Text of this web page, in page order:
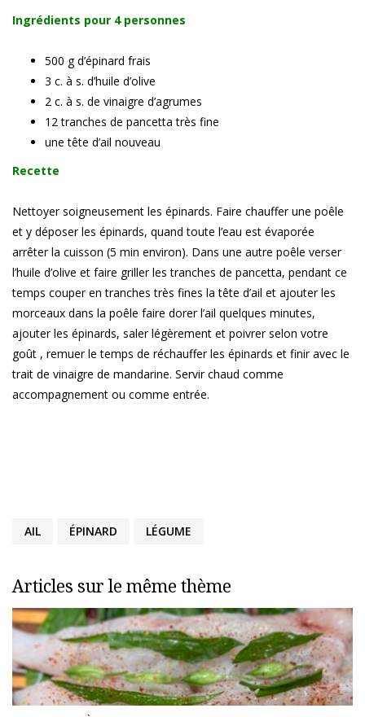
Ingrédients pour 4 personnes
500 g d’épinard frais
3 c. à s. d’huile d’olive
2 c. à s. de vinaigre d’agrumes
12 tranches de pancetta très fine
une tête d’ail nouveau
Recette
Nettoyer soigneusement les épinards. Faire chauffer une poêle
et y déposer les épinards, quand toute l’eau est évaporée
arrêter la cuisson (5 min environ). Dans une autre poêle verser
l’huile d’olive et faire griller les tranches de pancetta, pendant ce
temps couper en tranches très fines la tête d’ail et ajouter les
morceaux dans la poêle faire dorer l’ail quelques minutes,
ajouter les épinards, saler légèrement et poivrer selon votre
goût , remuer le temps de réchauffer les épinards et finir avec le
trait de vinaigre de mandarine. Servir chaud comme
accompagnement ou comme entrée.
AIL ÉPINARD LÉGUME
Articles sur le même thème